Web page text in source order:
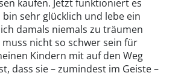
kaufen. Jetzt funktioniert es
sehr glücklich und lebe ein
damals niemals zu träumen
muss nicht so schwer sein für
Kindern mit auf den Weg
dass sie – zumindest im Geiste –